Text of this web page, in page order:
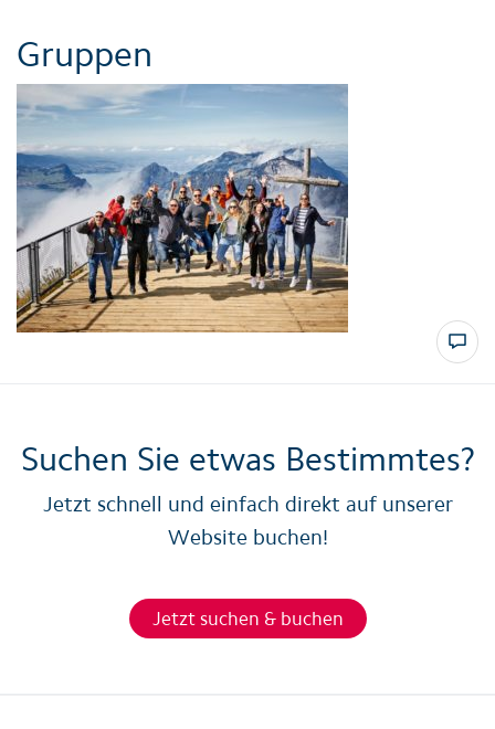
Gruppen
Suchen Sie etwas Bestimmtes?
Jetzt schnell und einfach direkt auf unserer
Website buchen!
Jetzt suchen & buchen